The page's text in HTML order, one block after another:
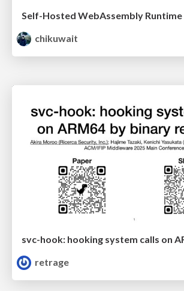
chikuwait
retrage